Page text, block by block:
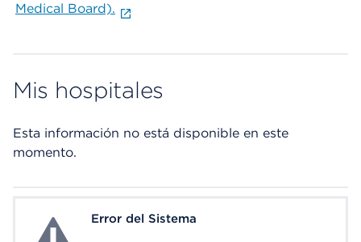
Medical Board).
Mis hospitales
Esta información no está disponible en este
momento.
System ErrorError del Sistema